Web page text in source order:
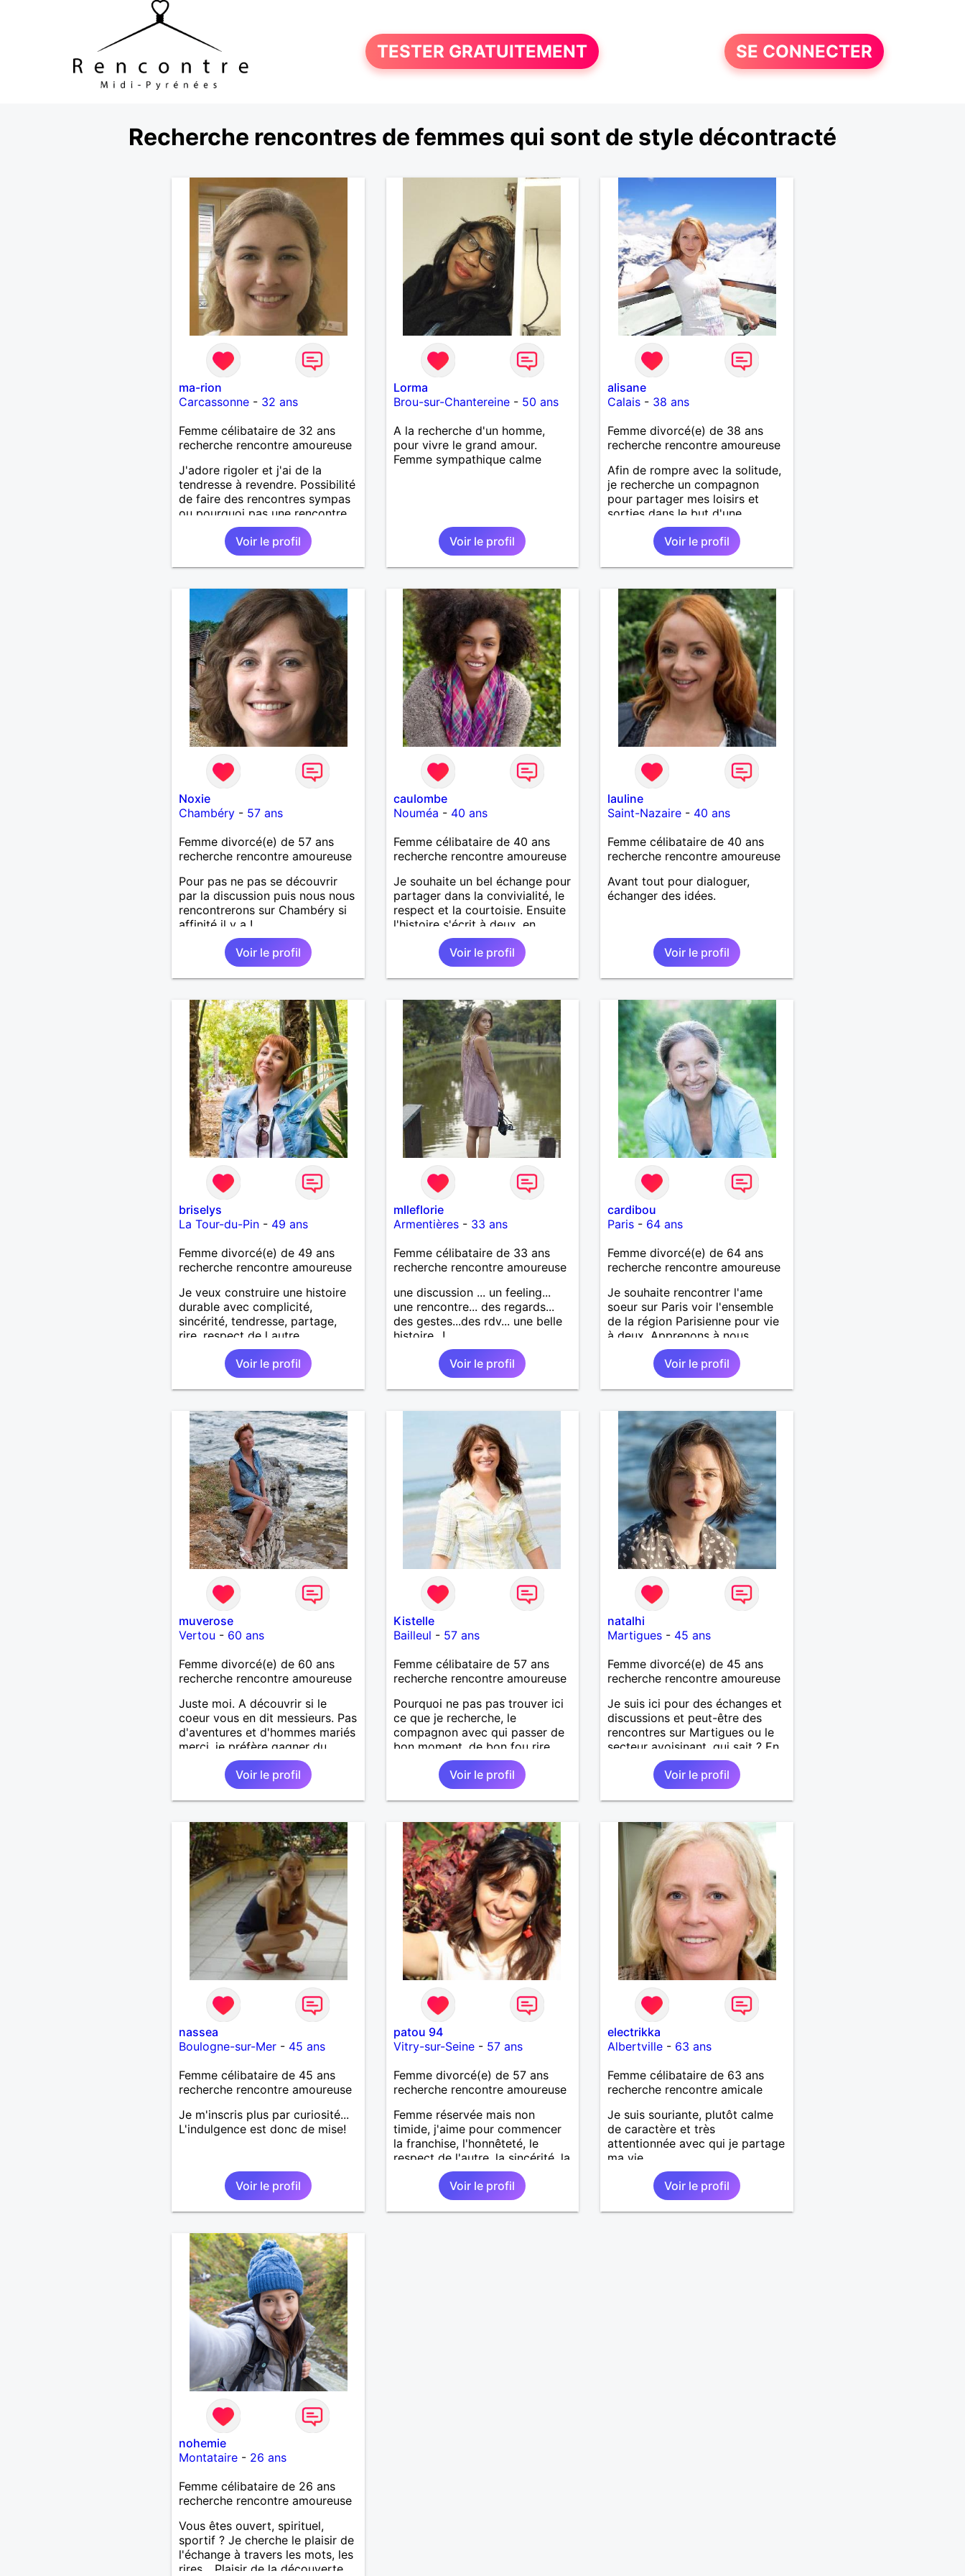
TESTER GRATUITEMENT SE CONNECTER
Recherche rencontres de femmes qui sont de style décontracté
ma-rion
Carcassonne- 32 ans
Femme célibataire de 32 ans
recherche rencontre amoureuse
J'adore rigoler et j'ai de la
tendresse à revendre. Possibilité
de faire des rencontres sympas
ou pourquoi pas une rencontre
Voir le profil
Lorma
Brou-sur-Chantereine- 50 ans
A la recherche d'un homme,
pour vivre le grand amour.
Femme sympathique calme
Voir le profil
alisane
Calais - 38 ans
Femme divorcé(e) de 38 ans
recherche rencontre amoureuse
Afin de rompre avec la solitude,
je recherche un compagnon
pour partager mes loisirs et
sorties dans le but d'une
relation durable.
Voir le profil
Noxie
Chambéry- 57 ans
Femme divorcé(e) de 57 ans
recherche rencontre amoureuse
Pour pas ne pas se découvrir
par la discussion puis nous nous
rencontrerons sur Chambéry si
affinité il y a !
Voir le profil
caulombe
Nouméa - 40 ans
Femme célibataire de 40 ans
recherche rencontre amoureuse
Je souhaite un bel échange pour
partager dans la convivialité, le
respect et la courtoisie. Ensuite
l'histoire s'écrit à deux, en
fonction des désirs de chacun.
Voir le profil
lauline
Saint-Nazaire - 40 ans
Femme célibataire de 40 ans
recherche rencontre amoureuse
Avant tout pour dialoguer,
échanger des idées.
Voir le profil
briselys
La Tour-du-Pin- 49 ans
Femme divorcé(e) de 49 ans
recherche rencontre amoureuse
Je veux construire une histoire
durable avec complicité,
sincérité, tendresse, partage,
rire, respect de l autre.
Voir le profil
mlleflorie
Armentières- 33 ans
Femme célibataire de 33 ans
recherche rencontre amoureuse
une discussion ... un feeling...
une rencontre... des regards...
des gestes...des rdv... une belle
histoire...!
Voir le profil
cardibou
Paris - 64 ans
Femme divorcé(e) de 64 ans
recherche rencontre amoureuse
Je souhaite rencontrer l'ame
soeur sur Paris voir l'ensemble
de la région Parisienne pour vie
à deux. Apprenons à nous
connaître pour mieux nous
apprécier !Voir le profil
muverose
Vertou - 60 ans
Femme divorcé(e) de 60 ans
recherche rencontre amoureuse
Juste moi. A découvrir si le
coeur vous en dit messieurs. Pas
d'aventures et d'hommes mariés
merci, je préfère gagner du
temps pour trouver une relation
sérieuse !
Voir le profil
Kistelle
Bailleul - 57 ans
Femme célibataire de 57 ans
recherche rencontre amoureuse
Pourquoi ne pas pas trouver ici
ce que je recherche, le
compagnon avec qui passer de
bon moment, de bon fou rire
s'amuser, partager dans la
complicité, quelqu'un qui aime la
marche mais surtout pas trop
pantouflard. Il faut qu'il soit
suis, etc.... la liste serait longue
pour info, merci de me laisser un
message.
Voir le profil
natalhi
Martigues - 45 ans
Femme divorcé(e) de 45 ans
recherche rencontre amoureuse
Je suis ici pour des échanges et
discussions et peut-être des
rencontres sur Martigues ou le
secteur avoisinant, qui sait ? En
tout cas en toute simplicité et
sympathie, voire plus si feeling !
Voir le profil
nassea
Boulogne-sur-Mer- 45 ans
Femme célibataire de 45 ans
recherche rencontre amoureuse
Je m'inscris plus par curiosité...
L'indulgence est donc de mise!
Voir le profil
patou 94
Vitry-sur-Seine- 57 ans
Femme divorcé(e) de 57 ans
recherche rencontre amoureuse
Femme réservée mais non
timide, j'aime pour commencer
la franchise, l'honnêteté, le
respect de l'autre, la sincérité, la
complicité, la tendresse, les
câlins, et je suis très romantique.
Voir le profil
electrikka
Albertville - 63 ans
Femme célibataire de 63 ans
recherche rencontre amicale
Je suis souriante, plutôt calme
de caractère et très
attentionnée avec qui je partage
ma vie.
Voir le profil
nohemie
Montataire- 26 ans
Femme célibataire de 26 ans
recherche rencontre amoureuse
Vous êtes ouvert, spirituel,
sportif ? Je cherche le plaisir de
l'échange à travers les mots, les
rires... Plaisir de la découverte